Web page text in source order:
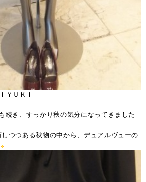
ＹＵＫＩ
続き、すっかり秋の気分になってきました
つつある秋物の中から、デュアルヴューの